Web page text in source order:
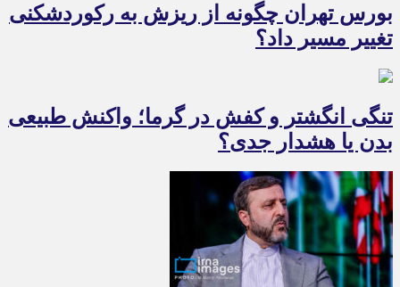
بورس تهران چگونه از ریزش به رکوردشکنی
تغییر مسیر داد؟
تنگی انگشتر و کفش در گرما؛ واکنش طبیعی
بدن یا هشدار جدی؟